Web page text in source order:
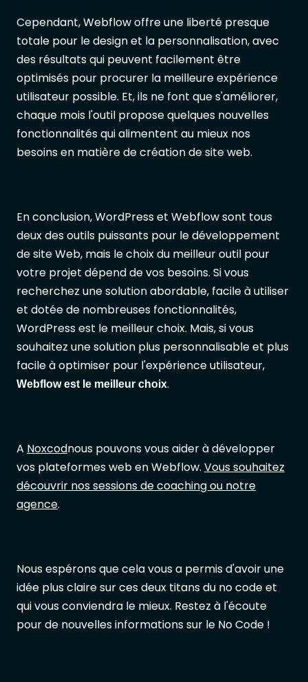
Cependant, Webflow offre une liberté presque
totale pour le design et la personnalisation, avec
des résultats qui peuvent facilement être
optimisés pour procurer la meilleure expérience
utilisateur possible. Et, ils ne font que s'améliorer,
chaque mois l'outil propose quelques nouvelles
fonctionnalités qui alimentent au mieux nos
besoins en matière de création de site web.
En conclusion, WordPress et Webflow sont tous
deux des outils puissants pour le développement
de site Web, mais le choix du meilleur outil pour
votre projet dépend de vos besoins. Si vous
recherchez une solution abordable, facile à utiliser
et dotée de nombreuses fonctionnalités,
WordPress est le meilleur choix. Mais, si vous
souhaitez une solution plus personnalisable et plus
facile à optimiser pour l'expérience utilisateur,
Webflow est le meilleur choix.
A Noxcodnous pouvons vous aider à développer
vos plateformes web en Webflow. Vous souhaitez
découvrir nos sessions de coaching ou notre
agence.
Nous espérons que cela vous a permis d'avoir une
idée plus claire sur ces deux titans du no code et
qui vous conviendra le mieux. Restez à l'écoute
pour de nouvelles informations sur le No Code !